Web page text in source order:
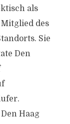
als
des
Sie
Den
Haag